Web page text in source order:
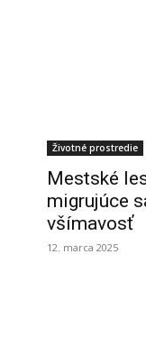
Životné prostredie
Mestské
migrujúce
všímavosť
12. marca 2025